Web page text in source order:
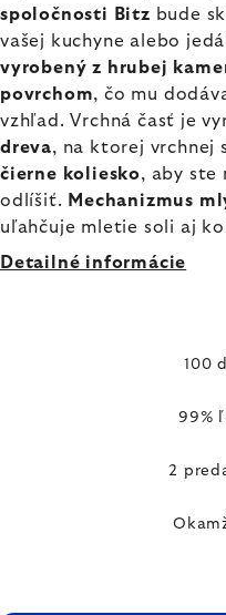
spoločnosti Bitz bude
vašej kuchyne alebo
vyrobený z hrubej
povrchom, čo mu
vzhľad. Vrchná časť je
dreva, na ktorej vrchnej
čierne koliesko, aby ste
odlíšiť. Mechanizmus
uľahčuje mletie soli aj
Detailné informácie
100
99%
2